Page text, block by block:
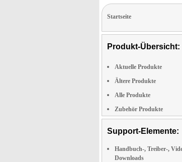
Startseite
Produkt-Übersicht:
Aktuelle Produkte
Ältere Produkte
Alle Produkte
Zubehör Produkte
Support-Elemente:
Handbuch-, Treiber-,
Downloads